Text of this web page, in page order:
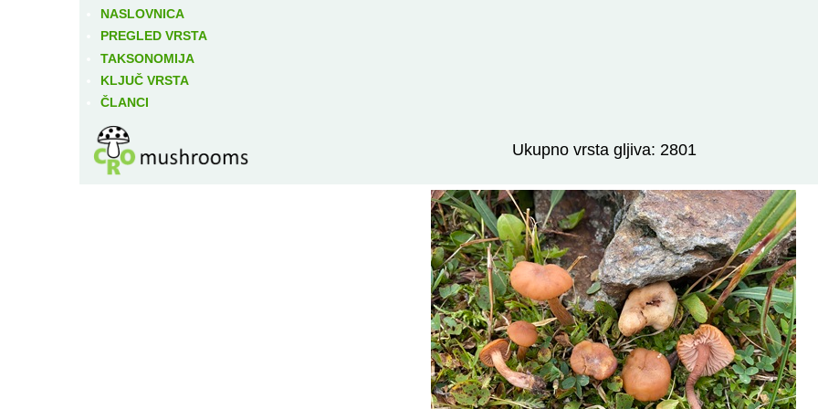
NASLOVNICA
PREGLED VRSTA
TAKSONOMIJA
KLJUČ VRSTA
ČLANCI
Ukupno vrsta gljiva: 2801